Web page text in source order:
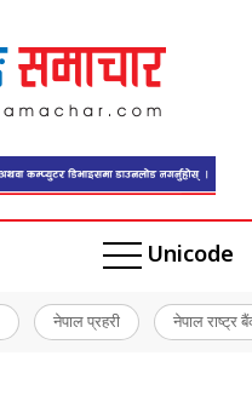
Unicode
नेपाल प्रहरी नेपाल राष्ट्र